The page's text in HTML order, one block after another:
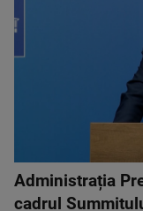
Administrația
cadrul